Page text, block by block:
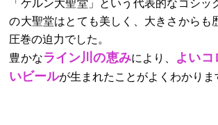
「ケルン大聖堂」という代表的なゴシッ
の大聖堂はとても美しく、大きさからも
圧巻の迫力でした。
豊かなライン川の恵みにより、 よいコ
いビールが生まれたことがよくわかりま